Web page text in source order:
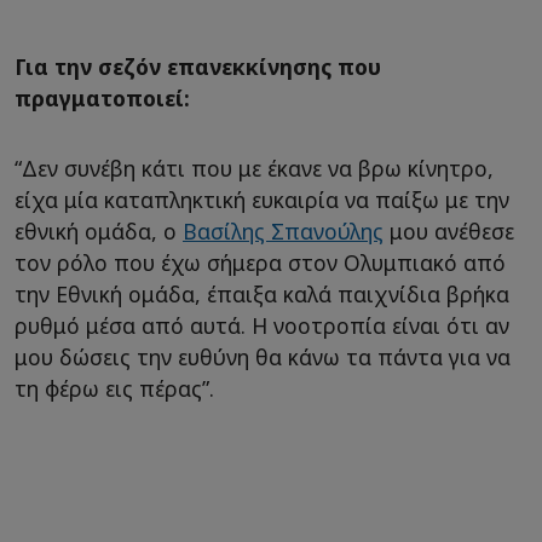
Για την σεζόν επανεκκίνησης που
πραγματοποιεί:
“Δεν συνέβη κάτι που με έκανε να βρω κίνητρο,
είχα μία καταπληκτική ευκαιρία να παίξω με την
εθνική ομάδα, ο Βασίλης Σπανούλης μου ανέθεσε
τον ρόλο που έχω σήμερα στον Ολυμπιακό από
την Εθνική ομάδα, έπαιξα καλά παιχνίδια βρήκα
ρυθμό μέσα από αυτά. Η νοοτροπία είναι ότι αν
μου δώσεις την ευθύνη θα κάνω τα πάντα για να
τη φέρω εις πέρας”.